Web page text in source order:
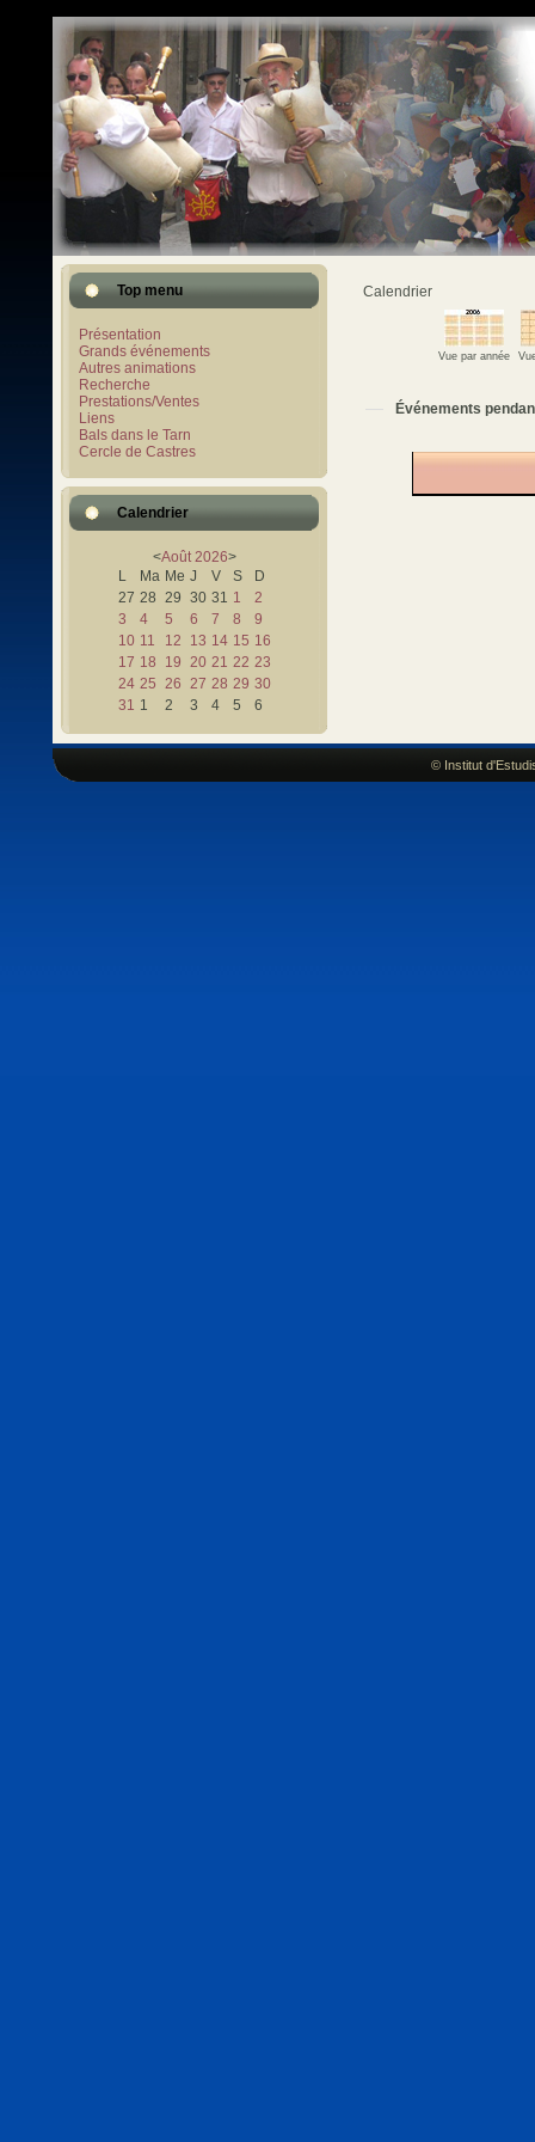
Top menu
Présentation
Grands événements
Autres animations
Recherche
Prestations/Ventes
Liens
Bals dans le Tarn
Cercle de Castres
Calendrier
<Août 2026>
L
Ma Me J V S
D
27 28 29 30 31 1
2
3
4 5 6 7 8
9
10 11 12 13 14 15 16
17 18 19 20 21 22 23
24 25 26 27 28 29 30
31 1 2 3 4 5 6
Calendrier
Vue par année
Événements
© Institut